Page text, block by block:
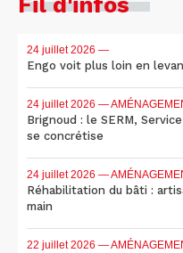
24 juillet 2026 —
Engo voit plus loin en
24 juillet 2026 —
Brignoud : le SERM,
se concrétise
24 juillet 2026 —
Réhabilitation du bâti :
main
22 juillet 2026 —